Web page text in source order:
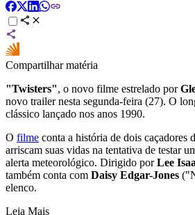
Compartilhar matéria
"Twisters", o novo filme estrelado por
novo trailer nesta segunda-feira (27). O
clássico lançado nos anos 1990.
O filme conta a história de dois caçadores
arriscam suas vidas na tentativa de testar
alerta meteorológico. Dirigido porLee
também conta com Daisy Edgar-Jones
elenco.
Leia Mais